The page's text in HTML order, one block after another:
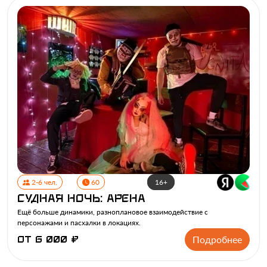
5 000 ₽ 5 000 ₽
15:00
6 000 ₽
16:15
6 000 ₽
17:30
6 000 ₽
18:45
6 000 ₽
20:00
6 000 ₽
21:15
6 000 ₽
22:30
6 000 ₽
Пт, 14 августа
10:00
5 000 ₽
11:15
5 000 ₽ 6 000 ₽
13:45
6 000 ₽
15:00 16:15
6 000 ₽
17:30
6 000 ₽
18:45
6 000 ₽
20:00 21:15
6 000 ₽
12:00 13:00
2-6 чел. 60 16+
Судная ночь: арена
Ещё больше динамики, разноплановое взаимодействие с
персонажами и пасхалки в локациях.
от 6 000 ₽ Подробнее